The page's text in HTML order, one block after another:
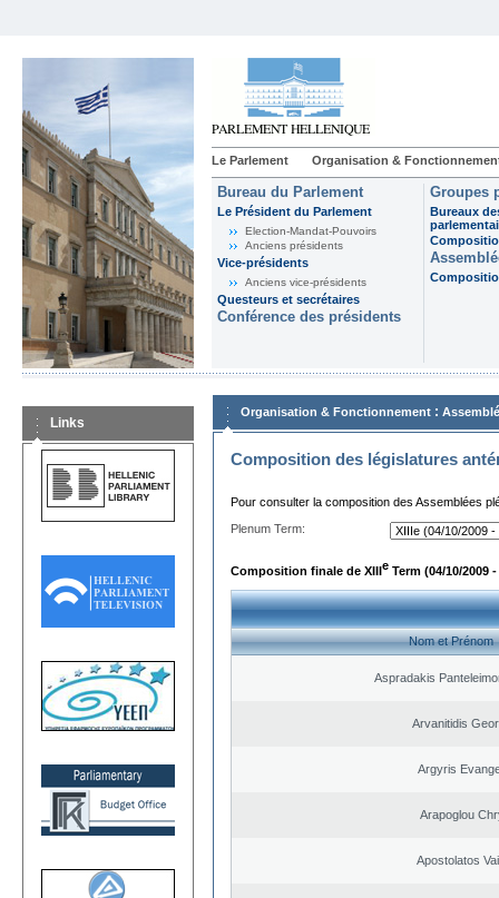
Le Parlement Organisation &
Bureau du Parlement
Le Président du Parlement
Election-Mandat-Pouvoirs
Anciens présidents
Vice-présidents
Anciens vice-présidents
Questeurs et secrétaires
Conférence des présidents
Groupes
Bureaux
Links
Organisation & Fonctionnement :
Composition des législatures
Pour consulter la composition des Assemblées
Plenum Term:
Composition finale de XIIIe Term (04/10/2009 -
Nom et Prénom
Aspradakis
Arvanitidis
Argyris
Arapoglou
Apostolatos